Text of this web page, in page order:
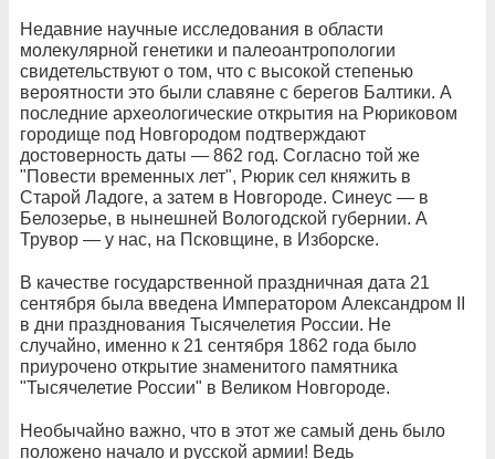
Недавние научные исследования в области
молекулярной генетики и палеоантропологии
свидетельствуют о том, что с высокой степенью
вероятности это были славяне с берегов Балтики. А
последние археологические открытия на Рюриковом
городище под Новгородом подтверждают
достоверность даты — 862 год. Согласно той же
"Повести временных лет", Рюрик сел княжить в
Старой Ладоге, а затем в Новгороде. Синеус — в
Белозерье, в нынешней Вологодской губернии. А
Трувор — у нас, на Псковщине, в Изборске.
В качестве государственной праздничная дата 21
сентября была введена Императором Александром II
в дни празднования Тысячелетия России. Не
случайно, именно к 21 сентября 1862 года было
приурочено открытие знаменитого памятника
"Тысячелетие России" в Великом Новгороде.
Необычайно важно, что в этот же самый день было
положено начало и русской армии! Ведь